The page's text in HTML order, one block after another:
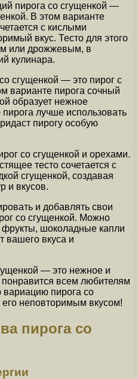
пирога со сгущенкой —
В этом варианте
с кислыми
вкус. Тесто для этого
или дрожжевым, в
кулинара.
сгущенкой — это пирог с
варианте пирога сочный
образует нежное
пирога лучше использовать
пирогу особую
со сгущенкой и орехами.
тесто сочетается с
сгущенкой, создавая
и вкусов.
и добавлять свои
со сгущенкой. Можно
шоколадные капли
вашего вкуса и
— это нежное и
понравится всем любителям
пирога со
неповторимым вкусом!
пирога со